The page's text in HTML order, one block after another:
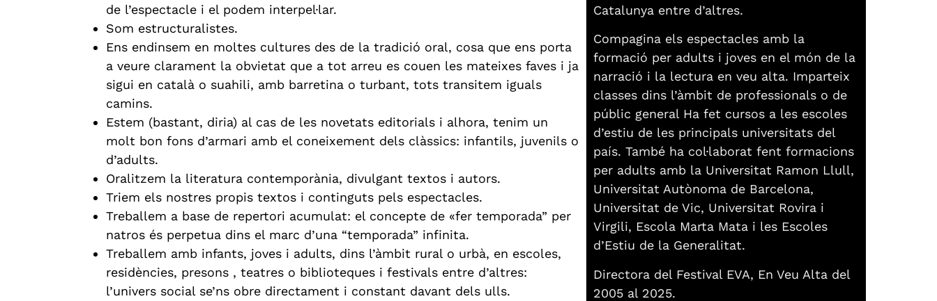
de l’espectacle i el podem interpel·lar.
Som estructuralistes.
Ens endinsem en moltes cultures des de la tradició oral, cosa que ens porta
a veure clarament la obvietat que a tot arreu es couen les mateixes faves i ja
sigui en català o suahili, amb barretina o turbant, tots transitem iguals
camins.
Estem (bastant, diria) al cas de les novetats editorials i alhora, tenim un
molt bon fons d’armari amb el coneixement dels clàssics: infantils, juvenils o
d’adults.
Oralitzem la literatura contemporània, divulgant textos i autors.
Triem els nostres propis textos i continguts pels espectacles.
Treballem a base de repertori acumulat: el concepte de «fer temporada” per
natros és perpetua dins el marc d’una “temporada” infinita.
Treballem amb infants, joves i adults, dins l’àmbit rural o urbà, en escoles,
residències, presons , teatres o biblioteques i festivals entre d’altres:
l’univers social se’ns obre directament i constant davant dels ulls.
Catalunya entre d’altres.
Compagina els espectacles amb la
formació per adults i joves en el món de la
narració i la lectura en veu alta. Imparteix
classes dins l’àmbit de professionals o de
públic general Ha fet cursos a les escoles
d’estiu de les principals universitats del
país. També ha col·laborat fent formacions
per adults amb la Universitat Ramon Llull,
Universitat Autònoma de Barcelona,
Universitat de Vic, Universitat Rovira i
Virgili, Escola Marta Mata i les Escoles
d’Estiu de la Generalitat.
Directora del Festival EVA, En Veu Alta del
2005 al 2025.